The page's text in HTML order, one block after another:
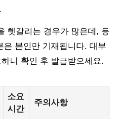
헷갈리는 경우가 많은데, 등
은 본인만 기재됩니다. 대부
니 확인 후 발급받으세요.
소요
시간
주의사항